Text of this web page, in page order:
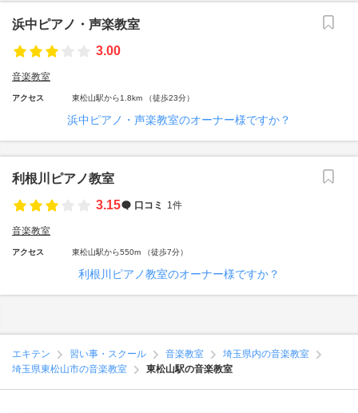
浜中ピアノ・声楽教室
3.00
音楽教室
アクセス 東松山駅から1.8km （徒歩23分）
浜中ピアノ・声楽教室のオーナー様ですか？
利根川ピアノ教室
3.15
口コミ 1件
音楽教室
アクセス 東松山駅から550m （徒歩7分）
利根川ピアノ教室のオーナー様ですか？
エキテン 習い事・スクール 音楽教室
埼玉県内の音楽教室
埼玉県東松山市の音楽教室
東松山駅の音楽教室